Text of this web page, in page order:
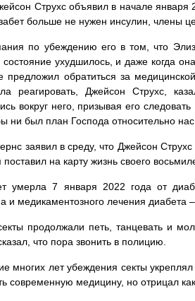
Струхс объявил в начале января
больше не нужен инсулин, члены
по убеждению его в том, что
состояние ухудшилось, и даже когда
предложил обратиться за
реагировать, Джейсон Струхс,
вокруг него, призывая его
ни был план Господа относительно
заявил в среду, что Джейсон
поставил на карту жизнь своего
умерла 7 января 2022 года от
и медикаментозного лечения диабета
продолжали петь, танцевать и
что пора звонить в полицию.
многих лет убеждения секты
современную медицину, но отрицал